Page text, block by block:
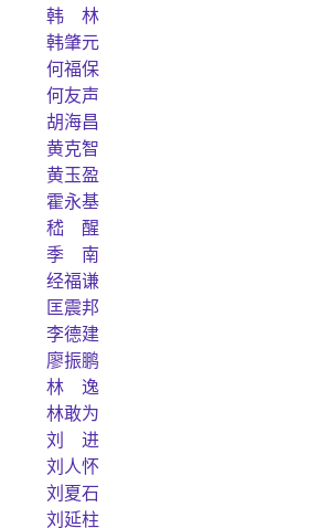
韩 林
韩肇元
何福保
何友声
胡海昌
黄克智
黄玉盈
霍永基
嵇 醒
季 南
经福谦
匡震邦
李德建
廖振鹏
林 逸
林敢为
刘 进
刘人怀
刘夏石
刘延柱